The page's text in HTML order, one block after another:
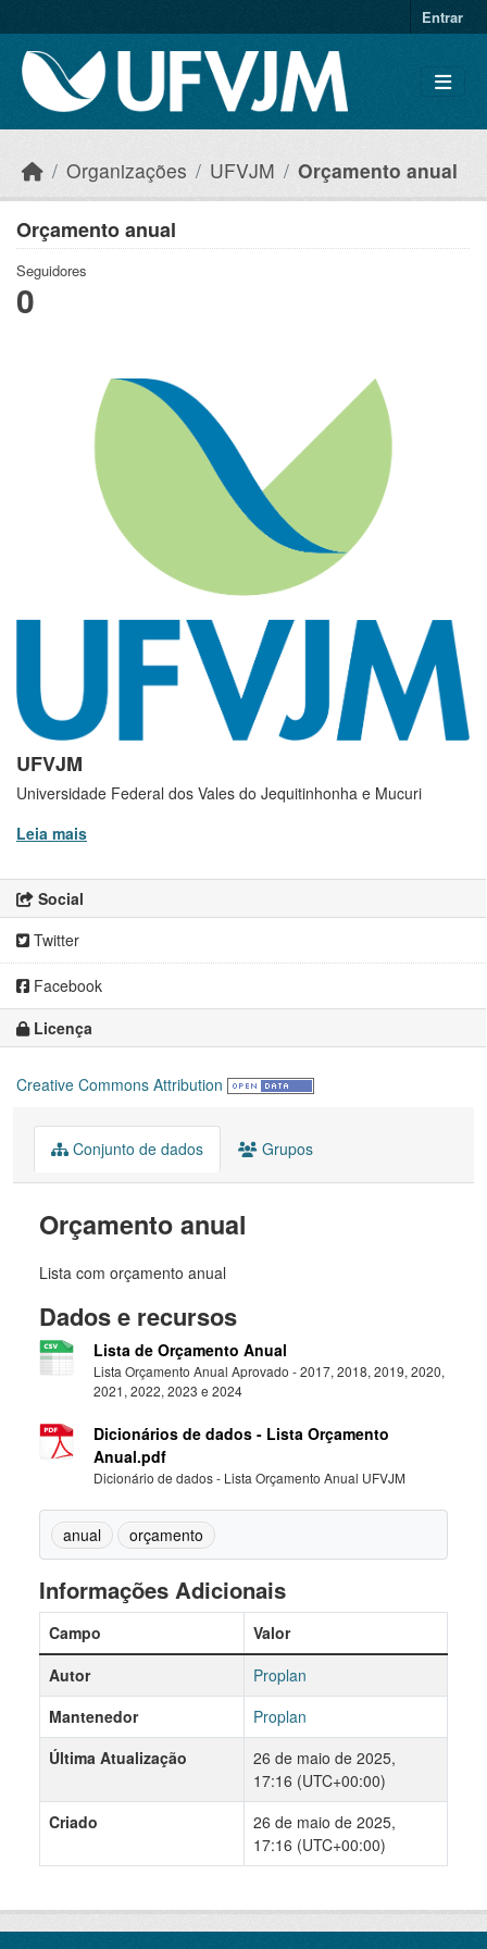
Entrar
Organizações UFVJM Orçamento anual
Orçamento anual
Seguidores
0
UFVJM
Universidade Federal dos Vales do Jequitinhonha e Mucuri
Leia mais
Social
Twitter
Facebook
Licença
Creative Commons Attribution
Conjunto de dados Grupos
Orçamento anual
Lista com orçamento anual
Dados e recursos
Lista de Orçamento Anual
Lista Orçamento Anual Aprovado - 2017, 2018, 2019, 2020,
2021, 2022, 2023 e 2024
Dicionários de dados - Lista Orçamento
Anual.pdf
Dicionário de dados - Lista Orçamento Anual UFVJM
anual orçamento
Informações Adicionais
Campo
Valor
Autor
Proplan
Mantenedor
Proplan
Última Atualização
26 de maio de 2025,
17:16 (UTC+00:00)
Criado
26 de maio de 2025,
17:16 (UTC+00:00)